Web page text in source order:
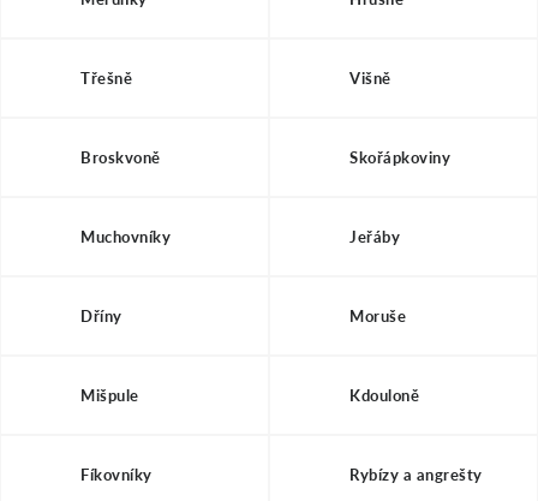
Třešně Višně
Broskvoně Skořápkoviny
Muchovníky Jeřáby
Dříny Moruše
Mišpule Kdouloně
Fíkovníky Rybízy a angrešty